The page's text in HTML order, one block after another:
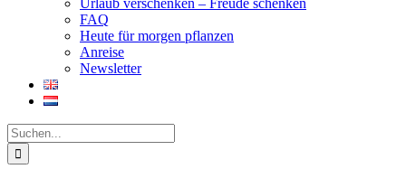
Urlaub verschenken – Freude schenken
FAQ
Heute für morgen pflanzen
Anreise
Newsletter
Suche
nach: